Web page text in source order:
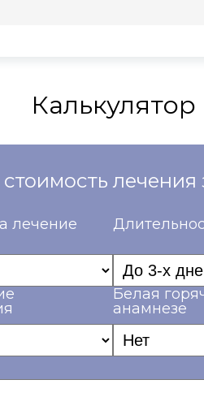
Калькулятор
стоимость
лечение
Белая
анамнезе